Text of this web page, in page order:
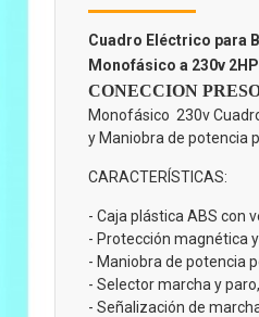
Cuadro Eléctrico para
Monofásico a 230v
CONECCION
Monofásico 230v
y Maniobra de potencia
CARACTERÍSTICAS:
- Caja plástica ABS con
- Protección magnética
- Maniobra de potencia
- Selector marcha y
- Señalización de